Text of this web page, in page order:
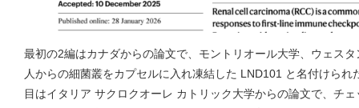
最初の2編はカナダからの論文で、モントリオール大学、ウェス
人からの細菌叢をカプセルに入れ凍結した LND101 と名付けら
目はイタリア サクロクオーレ カトリック大学からの論文で、チ